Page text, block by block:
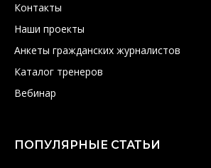
Контакты
Наши проекты
Анкеты гражданских журналистов
Каталог тренеров
Вебинар
ПОПУЛЯРНЫЕ СТАТЬИ